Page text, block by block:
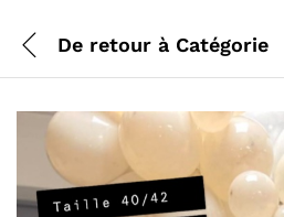
De retour à Catégorie